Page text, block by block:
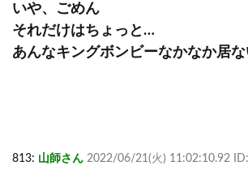
いや、ごめん
それだけはちょっと…
あんなキングボンビーなかなか居
813: 山師さん 2022/06/21(火) 11:02:10.92